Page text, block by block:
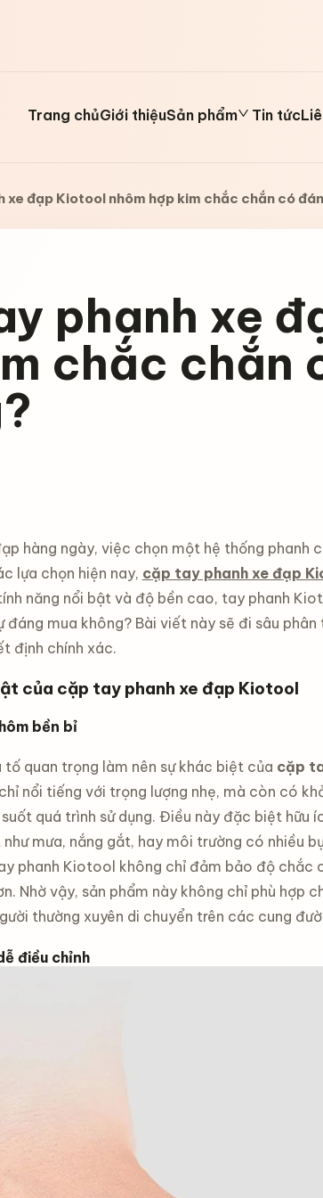
Trang chủGiới thiệuSản phẩm Tin tức
xe đạp Kiotool nhôm hợp kim chắc chắn có
phanh xe
chắc chắn
hàng ngày, việc chọn một hệ thống
lựa chọn hiện nay, cặp tay phanh xe đạp
năng nổi bật và độ bền cao, tay phanh
đáng mua không? Bài viết này sẽ đi sâu
định chính xác.
của cặp tay phanh xe đạp Kiotool
bền bỉ
tố quan trọng làm nên sự khác biệt của cặp
nổi tiếng với trọng lượng nhẹ, mà còn có
quá trình sử dụng. Điều này đặc biệt hữu
mưa, nắng gắt, hay môi trường có nhiều
phanh Kiotool không chỉ đảm bảo độ chắc
Nhờ vậy, sản phẩm này không chỉ phù
thường xuyên di chuyển trên các cung
điều chỉnh